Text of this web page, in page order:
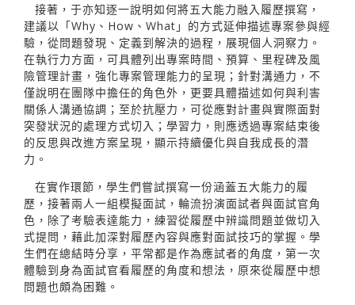
接著，于亦知逐一說明如何將五大能力融入履歷撰寫，
建議以「Why、How、What」的方式延伸描述專案參與經
驗，從問題發現、定義到解決的過程，展現個人洞察力。
在執行力方面，可具體列出專案時間、預算、里程碑及風
險管理計畫，強化專案管理能力的呈現；針對溝通力，不
僅說明在團隊中擔任的角色外，更要具體描述如何與利害
關係人溝通協調；至於抗壓力，可從應對計畫與實際面對
突發狀況的處理方式切入；學習力，則應透過專案結束後
的反思與改進方案呈現，顯示持續優化與自我成長的潛
力。
在實作環節，學生們嘗試撰寫一份涵蓋五大能力的履
歷，接著兩人一組模擬面試，輪流扮演面試者與面試官角
色，除了考驗表達能力，練習從履歷中辨識問題並做切入
式提問，藉此加深對履歷內容與應對面試技巧的掌握。學
生們在總結時分享，平常都是作為應試者的角度，第一次
體驗到身為面試官看履歷的角度和想法，原來從履歷中想
問題也頗為困難。